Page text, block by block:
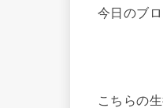
今日のブ
こちらの